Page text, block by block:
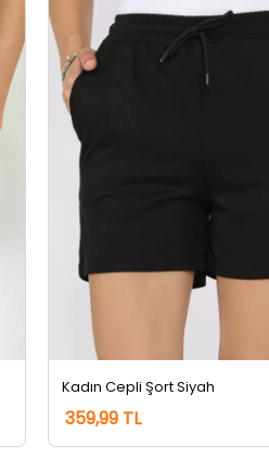
Kadın Cepli Şort Siyah
359,99 TL